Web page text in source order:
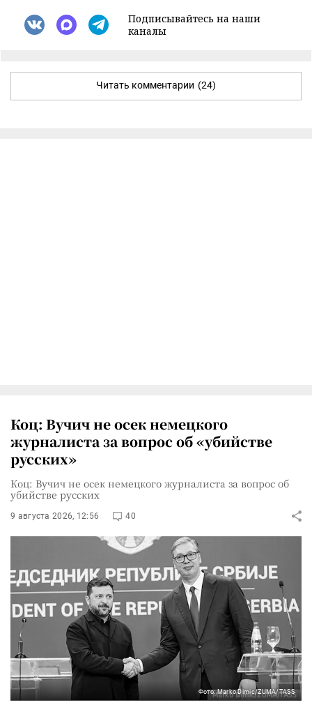
Подписывайтесь на наши
каналы
Читать комментарии (24)
Коц: Вучич не осек немецкого
журналиста за вопрос об «убийстве
русских»
Коц: Вучич не осек немецкого журналиста за вопрос об
убийстве русских
9 августа 2026, 12:56 40
Фото: Marko Dimic/ZUMA/TASS